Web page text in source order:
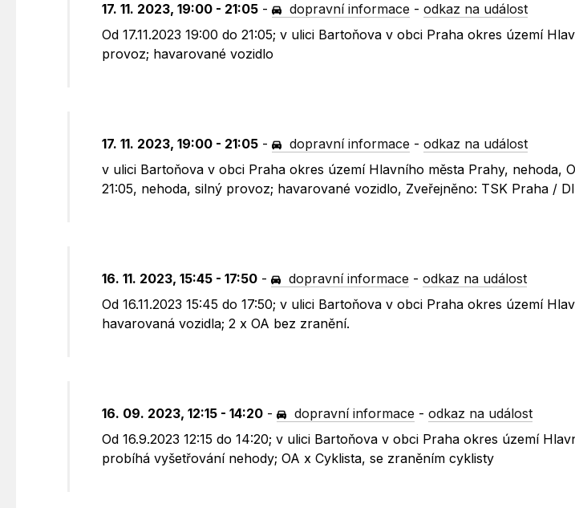
17. 11. 2023, 19:00 - 21:05 - dopravní informace -odkaz na událost
Od 17.11.2023 19:00 do 21:05; v ulici Bartoňova v obci Praha okres území
provoz; havarované vozidlo
17. 11. 2023, 19:00 - 21:05 - dopravní informace -odkaz na událost
v ulici Bartoňova v obci Praha okres území Hlavního města Prahy, nehoda, Od
21:05, nehoda, silný provoz; havarované vozidlo, Zveřejněno: TSK Praha /
16. 11. 2023, 15:45 - 17:50 - dopravní informace -odkaz na událost
Od 16.11.2023 15:45 do 17:50; v ulici Bartoňova v obci Praha okres území
havarovaná vozidla; 2 x OA bez zranění.
16. 09. 2023, 12:15 - 14:20 - dopravní informace -odkaz na událost
Od 16.9.2023 12:15 do 14:20; v ulici Bartoňova v obci Praha okres území
probíhá vyšetřování nehody; OA x Cyklista, se zraněním cyklisty